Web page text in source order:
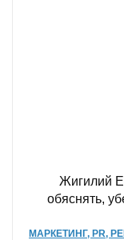
Жигилий
обяснять,
МАРКЕТИНГ, PR,